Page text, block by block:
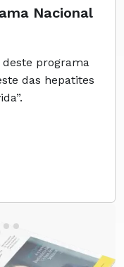
Nacional
programa
das hepatites